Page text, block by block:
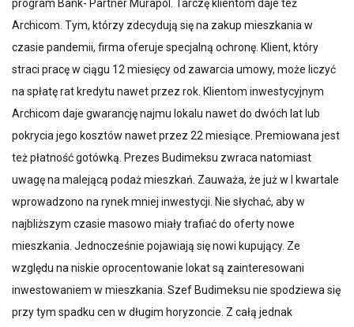
program Bank- Partner Murapol. Tarczę klientom daje też
Archicom. Tym, którzy zdecydują się na zakup mieszkania w
czasie pandemii, firma oferuje specjalną ochronę. Klient, który
straci pracę w ciągu 12 miesięcy od zawarcia umowy, może liczyć
na spłatę rat kredytu nawet przez rok. Klientom inwestycyjnym
Archicom daje gwarancję najmu lokalu nawet do dwóch lat lub
pokrycia jego kosztów nawet przez 22 miesiące. Premiowana jest
też płatność gotówką. Prezes Budimeksu zwraca natomiast
uwagę na malejącą podaż mieszkań. Zauważa, że już w I kwartale
wprowadzono na rynek mniej inwestycji. Nie słychać, aby w
najbliższym czasie masowo miały trafiać do oferty nowe
mieszkania. Jednocześnie pojawiają się nowi kupujący. Ze
względu na niskie oprocentowanie lokat są zainteresowani
inwestowaniem w mieszkania. Szef Budimeksu nie spodziewa się
przy tym spadku cen w długim horyzoncie. Z całą jednak